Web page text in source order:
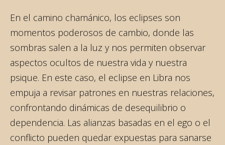
En el camino chamánico, los eclipses son
momentos poderosos de cambio, donde las
sombras salen a la luz y nos permiten observar
aspectos ocultos de nuestra vida y nuestra
psique. En este caso, el eclipse en Libra nos
empuja a revisar patrones en nuestras relaciones,
confrontando dinámicas de desequilibrio o
dependencia. Las alianzas basadas en el ego o el
conflicto pueden quedar expuestas para sanarse